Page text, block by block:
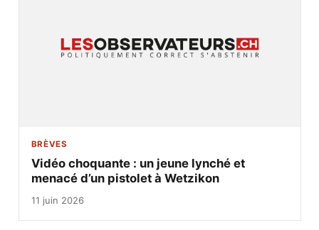
BRÈVES
Vidéo choquante : un jeune lynché et
menacé d’un pistolet à Wetzikon
11 juin 2026